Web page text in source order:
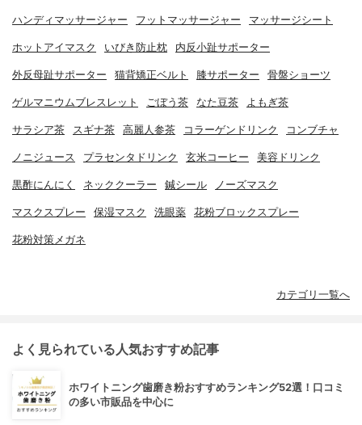
ハンディマッサージャー フットマッサージャー マッサージシート
ホットアイマスク いびき防止枕 内反小趾サポーター
外反母趾サポーター 猫背矯正ベルト 膝サポーター 骨盤ショーツ
ゲルマニウムブレスレット ごぼう茶 なた豆茶 よもぎ茶
サラシア茶 スギナ茶 高麗人参茶 コラーゲンドリンク コンブチャ
ノニジュース プラセンタドリンク 玄米コーヒー 美容ドリンク
黒酢にんにく ネッククーラー 鍼シール ノーズマスク
マスクスプレー 保湿マスク 洗眼薬 花粉ブロックスプレー
花粉対策メガネ
カテゴリ一覧へ
よく見られている人気おすすめ記事
ホワイトニング歯磨き粉おすすめランキング52選！口コミ
の多い市販品を中心に